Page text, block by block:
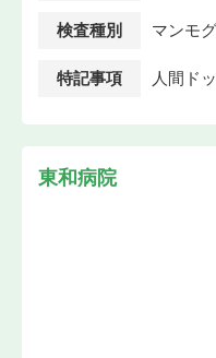
検査種別 マンモ
特記事項 人間ド
東和病院